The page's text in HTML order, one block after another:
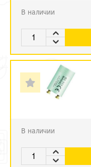
В наличии
В наличии